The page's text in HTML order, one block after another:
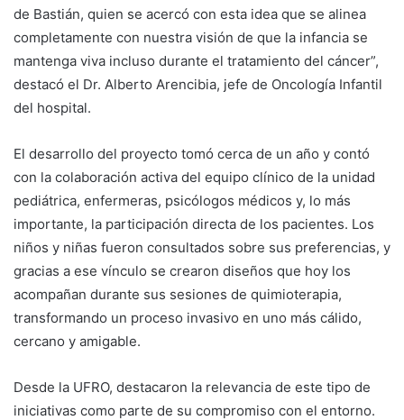
de Bastián, quien se acercó con esta idea que se alinea
completamente con nuestra visión de que la infancia se
mantenga viva incluso durante el tratamiento del cáncer”,
destacó el Dr. Alberto Arencibia, jefe de Oncología Infantil
del hospital.
El desarrollo del proyecto tomó cerca de un año y contó
con la colaboración activa del equipo clínico de la unidad
pediátrica, enfermeras, psicólogos médicos y, lo más
importante, la participación directa de los pacientes. Los
niños y niñas fueron consultados sobre sus preferencias, y
gracias a ese vínculo se crearon diseños que hoy los
acompañan durante sus sesiones de quimioterapia,
transformando un proceso invasivo en uno más cálido,
cercano y amigable.
Desde la UFRO, destacaron la relevancia de este tipo de
iniciativas como parte de su compromiso con el entorno.